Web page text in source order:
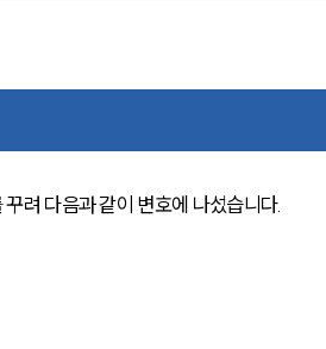
려 다음과 같이 변호에 나섰습니다.